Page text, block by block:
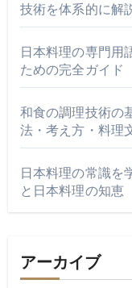
技術を体系的に解
日本料理の専門
ための完全ガイド
和食の調理技術
法・考え方・料理
日本料理の常識
と日本料理の知恵
アーカイブ